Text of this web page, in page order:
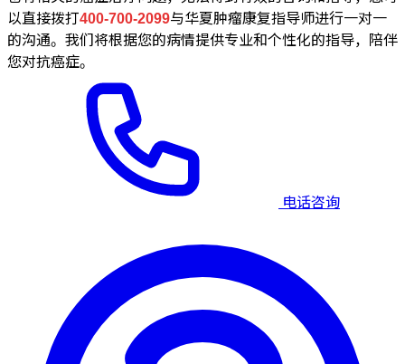
以直接拨打400-700-2099与华夏肿瘤康复指导师进行一对一
的沟通。我们将根据您的病情提供专业和个性化的指导，陪伴
您对抗癌症。
电话咨询